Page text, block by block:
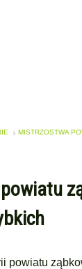
MISTRZOSTWA
powiatu